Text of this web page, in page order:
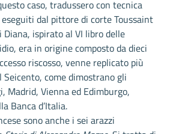
caso, tradussero con tecnica
dal pittore di corte Toussaint
Diana, ispirato al VI libro delle
era in origine composto da dieci
riscosso, venne replicato più
come dimostrano gli
Madrid, Vienna ed Edimburgo,
Banca d’Italia.
sono anche i sei arazzi